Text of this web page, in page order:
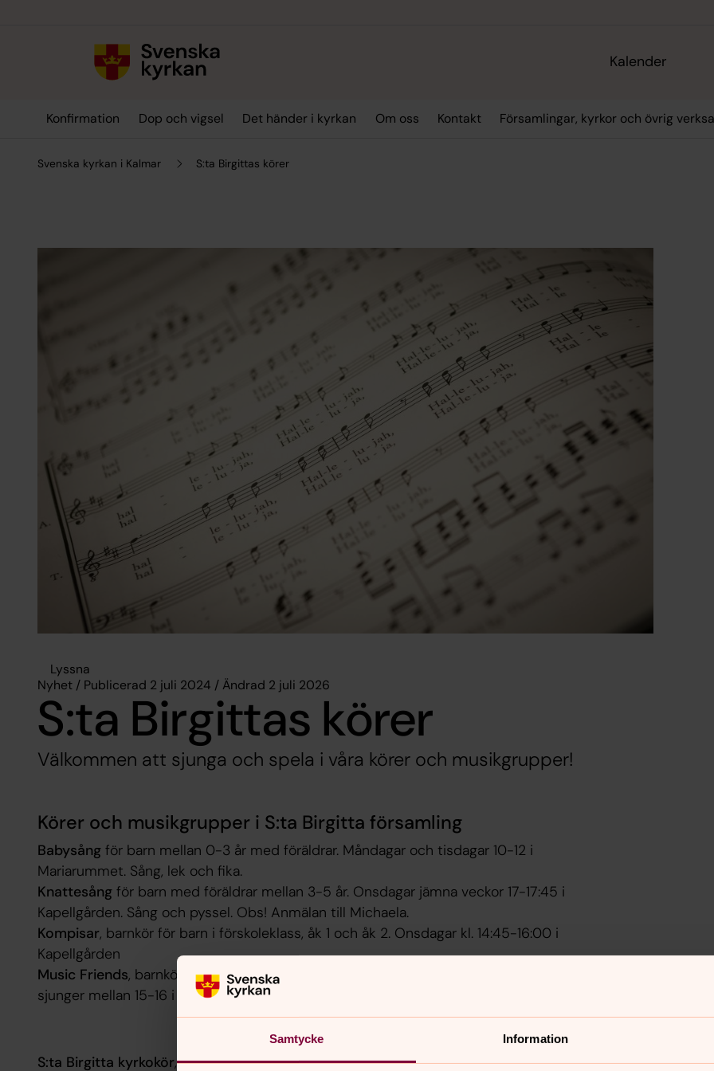
Samtycke Information
Kalender
Konfirmation Dop och vigsel Det händer i kyrkan Om oss Kontakt Församlingar, kyrkor och övrig
Svenska kyrkan i Kalmar S:ta Birgittas körer
Lyssna
Nyhet / Publicerad 2 juli 2024 / Ändrad 2 juli 2026
S:ta Birgittas körer
Välkommen att sjunga och spela i våra körer och musikgrupper!
Körer och musikgrupper i S:ta Birgitta församling
Babysångför barn mellan 0-3 år med föräldrar. Måndagar och tisdagar 10-12 i
Mariarummet. Sång, lek och fika.
Knattesång för barn med föräldrar mellan 3-5 år. Onsdagar jämna veckor 17-17:45 i
Kapellgården. Sång och pyssel. Obs! Anmälan till Michaela.
Kompisar, barnkör för barn i förskoleklass, åk 1 och åk 2. Onsdagar kl. 14:45-16:00 i
Kapellgården
Music Friends, barnkör för barn i åk. 3 och uppåt. Tisdagar med drop-in från kl. 14:15. Vi
sjunger mellan 15-16 i Kapellgården
S:ta Birgitta kyrkokör, blandad kör för vuxna. Torsdagar 18:45-20:30 i kyrkan. Kör för alla